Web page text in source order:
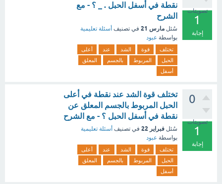
تصويتات
1
إجابة
نقطة في أسفل الحبل . _ ؟ - مع
الشرح
سُئل مارس 21 في تصنيف أسئلة تعليمية
بواسطة عبود
تختلف قوة الشد عند
أعلى
الحبل
المربوط بالجسم
المعلق
أسفل
0
تصويتات
1
إجابة
تختلف قوة الشد عند نقطة في أعلى
الحبل المربوط بالجسم المعلق عن
نقطة في أسفل الحبل ؟ - مع الشرح
سُئل فبراير 22 في تصنيف أسئلة تعليمية
بواسطة عبود
تختلف قوة الشد عند
أعلى
الحبل
المربوط بالجسم
المعلق
أسفل